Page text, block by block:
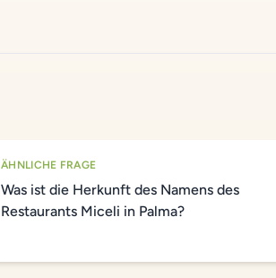
ÄHNLICHE FRAGE
Was ist die Herkunft des Namens des
Restaurants Miceli in Palma?